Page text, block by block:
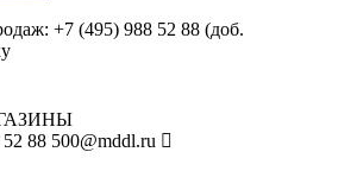
+7 (495) 988 52 88 (доб.
88 500@mddl.ru